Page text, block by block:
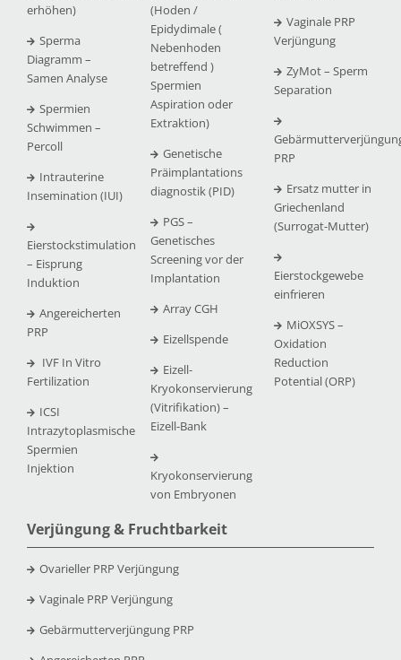
erhöhen)
Sperma
Diagramm –
Samen Analyse
Spermien
Schwimmen –
Percoll
Intrauterine
Insemination (IUI)
Eierstockstimulation
– Eisprung
Induktion
Angereicherten
PRP
IVF In Vitro
Fertilization
ICSI
Intrazytoplasmische
Spermien
Injektion
(Hoden /
Epidydimale (
Nebenhoden
betreffend )
Spermien
Aspiration oder
Extraktion)
Genetische
Präimplantations
diagnostik (PID)
PGS –
Genetisches
Screening vor der
Implantation
Array CGH
Eizellspende
Eizell-
Kryokonservierung
(Vitrifikation) –
Eizell-Bank
Kryokonservierung
von Embryonen
Vaginale PRP
Verjüngung
ZyMot – Sperm
Separation
PRP
Ersatz mutter in
Griechenland
(Surrogat-Mutter)
Eierstockgewebe
einfrieren
MiOXSYS –
Oxidation
Reduction
Potential (ORP)
Verjüngung & Fruchtbarkeit
Ovarieller PRP Verjüngung
Vaginale PRP Verjüngung
Gebärmutterverjüngung PRP